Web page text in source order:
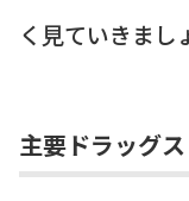
く見ていきまし
主要ドラッグ